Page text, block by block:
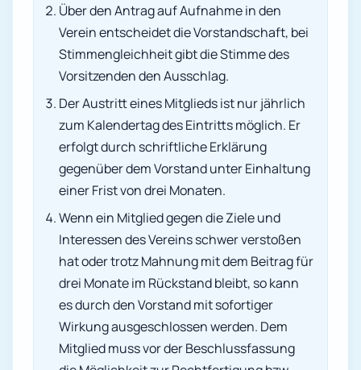
Über den Antrag auf Aufnahme in den
Verein entscheidet die Vorstandschaft, bei
Stimmengleichheit gibt die Stimme des
Vorsitzenden den Ausschlag.
Der Austritt eines Mitglieds ist nur jährlich
zum Kalendertag des Eintritts möglich. Er
erfolgt durch schriftliche Erklärung
gegenüber dem Vorstand unter Einhaltung
einer Frist von drei Monaten.
Wenn ein Mitglied gegen die Ziele und
Interessen des Vereins schwer verstoßen
hat oder trotz Mahnung mit dem Beitrag für
drei Monate im Rückstand bleibt, so kann
es durch den Vorstand mit sofortiger
Wirkung ausgeschlossen werden. Dem
Mitglied muss vor der Beschlussfassung